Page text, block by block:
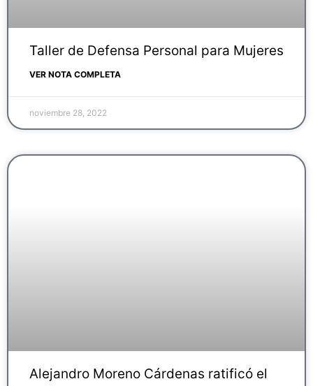
Taller de Defensa Personal para Mujeres
VER NOTA COMPLETA
noviembre 28, 2022
Alejandro Moreno Cárdenas ratificó el